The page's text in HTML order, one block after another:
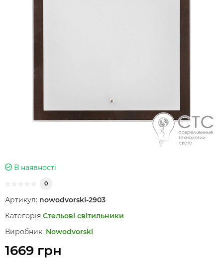
В наявності
0
Артикул: nowodvorski-2903
Категорія Стельові світильники
Виробник: Nowodvorski
1669 грн